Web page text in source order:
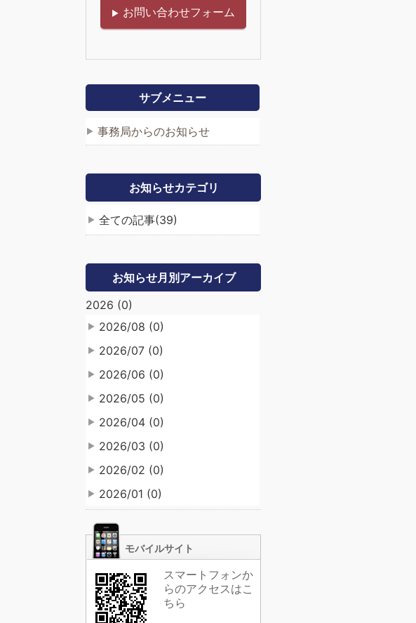
お問い合わせフォーム
サブメニュー
事務局からのお知らせ
お知らせカテゴリ
全ての記事(39)
お知らせ月別アーカイブ
2026 (0)
2026/08 (0)
2026/07 (0)
2026/06 (0)
2026/05 (0)
2026/04 (0)
2026/03 (0)
2026/02 (0)
2026/01 (0)
モバイルサイト
スマートフォンか
らのアクセスはこ
ちら